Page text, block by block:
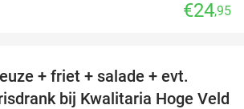
€24,95
+ friet + salade + evt.
bij Kwalitaria Hoge Veld